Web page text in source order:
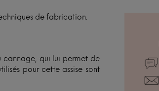
de fabrication.
cannage, qui lui permet de
pour cette assise sont